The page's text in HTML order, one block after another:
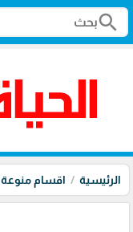
search
الرئيسية اقسام منوعة